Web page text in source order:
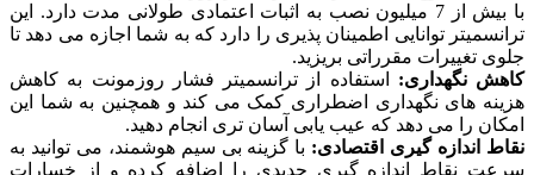
با بیش از 7 میلیون نصب به اثبات اعتمادی طولانی مدت دارد. این
ترانسمیتر توانایی اطمینان پذیری را دارد که به شما اجازه می دهد تا
جلوی تغییرات مقرراتی بریزید.
کاهش نگهداری: استفاده از ترانسمیتر فشار روزمونت به کاهش
هزینه های نگهداری اضطراری کمک می کند و همچنین به شما این
امکان را می دهد که عیب یابی آسان تری انجام دهید.
نقاط اندازه گیری اقتصادی: با گزینه بی سیم هوشمند، می توانید به
سرعت نقاط اندازه گیری جدیدی را اضافه کرده و از خسارات